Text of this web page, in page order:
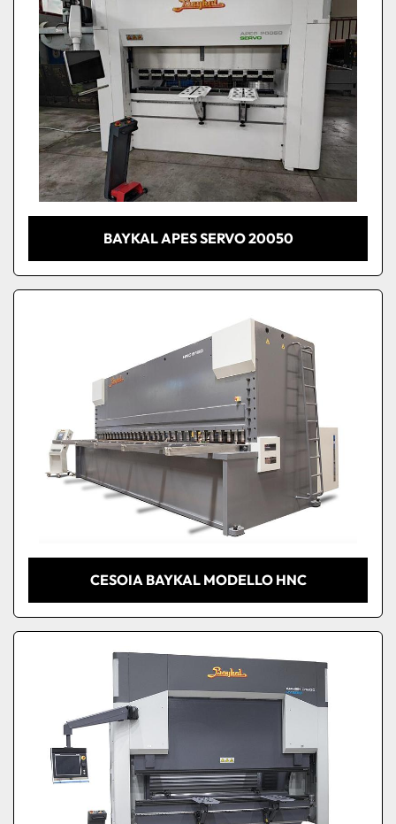
BAYKAL APES SERVO 20050
CESOIA BAYKAL MODELLO HNC